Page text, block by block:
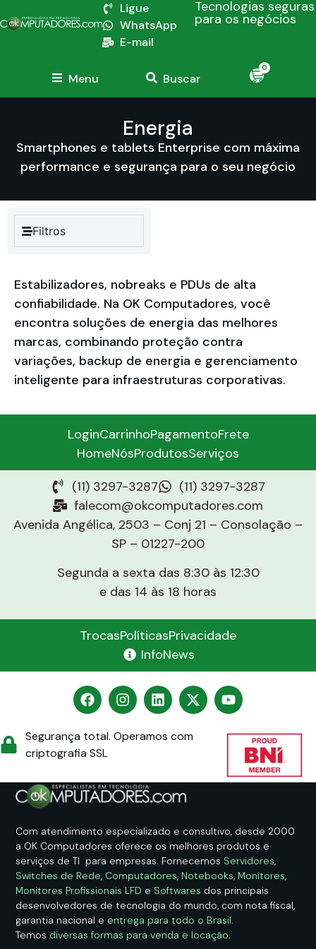
Ligue
WhatsApp
E-mail
Tecnologias seguras
para os negócios
Menu Buscar
0
Energia
Smartphones e tablets Enterprise com máxima
performance e segurança para o seu negócio
Filtros
Estabilizadores, nobreaks e PDUs de alta
confiabilidade. Na OK Computadores, você
encontra soluções de energia das melhores
marcas, combinando proteção contra
variações, backup de energia e gerenciamento
inteligente para infraestruturas corporativas.
LoginCarrinhoPagamentoFrete
HomeNósProdutosServiços
(11) 3297-3287
(11) 3297-3287
falecom@okcomputadores.com
Avenida Angélica, 2503 – Conj 21 – Consolação –
SP – 01227-200
Segunda a sexta das 8:30 às 12:30
e das 14 às 18 horas
TrocasPolíticasPrivacidade
InfoNews
Segurança total. Operamos com
criptografia SSL
Com atendimento especializado e consultivo, desde 2000
a OK Computadores oferece os melhores produtos e
serviços de TI para empresas. Fornecemos Servidores,
Switches de Rede, Computadores, Notebooks, Monitores,
Monitores Profissionais LFD e Softwares dos principais
desenvolvedores de tecnologia do mundo, com nota fiscal,
garantia nacional e entrega para todo o Brasil.
Temos diversas formas para venda e locação.